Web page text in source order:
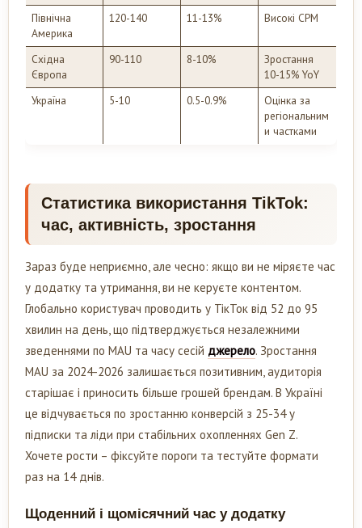
Північна
Америка
120-140 11-13% Високі CPM
Східна
Європа
90-110 8-10%
Зростання
10-15% YoY
Україна
5-10 0.5-0.9%
Оцінка за
регіональним
и частками
Статистика використання TikTok:
час, активність, зростання
Зараз буде неприємно, але чесно: якщо ви не міряєте час
у додатку та утримання, ви не керуєте контентом.
Глобально користувач проводить у ТікТок від 52 до 95
хвилин на день, що підтверджується незалежними
зведеннями по MAU та часу сесій джерело. Зростання
MAU за 2024-2026 залишається позитивним, аудиторія
старішає і приносить більше грошей брендам. В Україні
це відчувається по зростанню конверсій з 25-34 у
підписки та ліди при стабільних охопленнях Gen Z.
Хочете рости – фіксуйте пороги та тестуйте формати
раз на 14 днів.
Щоденний і щомісячний час у додатку